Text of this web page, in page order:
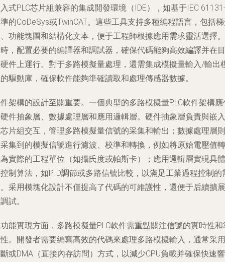
式PLC芯片組兼容的集成開發環境（IDE），如基于IEC
的CoDeSys或TwinCAT。這些工具支持多種編程語言，包括
功能塊圖和結構化文本，便于工程師根據應用需求靈活選擇。
，配置必要的編譯器和調試器，確保代碼能夠高效編譯并在目
件上運行。對于多路模擬量處理，還需集成模擬量輸入/輸出
驅動庫，確保軟件能夠準確讀取和處理傳感器數據。
架構的設計至關重要。一個典型的多路模擬量PLC軟件架構應
件抽象層、數據處理層和應用邏輯層。硬件抽象層負責與嵌入
片組交互，管理多路模擬量信號的采集和輸出；數據處理層則
集到的模擬信號進行濾波、校準和轉換，例如將原始電壓值轉
實際的工程單位（如攝氏度或帕斯卡）；應用邏輯層實現具體
制算法，如PID調節或多路信號比較，以滿足工業過程控制的
采用模塊化設計不僅提高了代碼的可維護性，還便于后續擴展
試。
能實現方面，多路模擬量PLC軟件需重點關注信號的實時性和
。開發者需要編寫高效的代碼來處理多路模擬輸入，通常采用
或DMA（直接內存訪問）方式，以減少CPU負載并確保快速響